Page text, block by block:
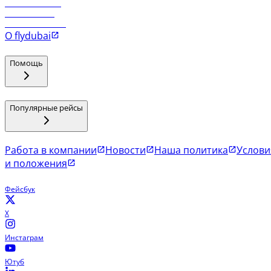
О flydubai
Помощь
Популярные рейсы
Работа в компании Новости Наша политика
и положения
Фейсбук
X
Инстаграм
Ютуб